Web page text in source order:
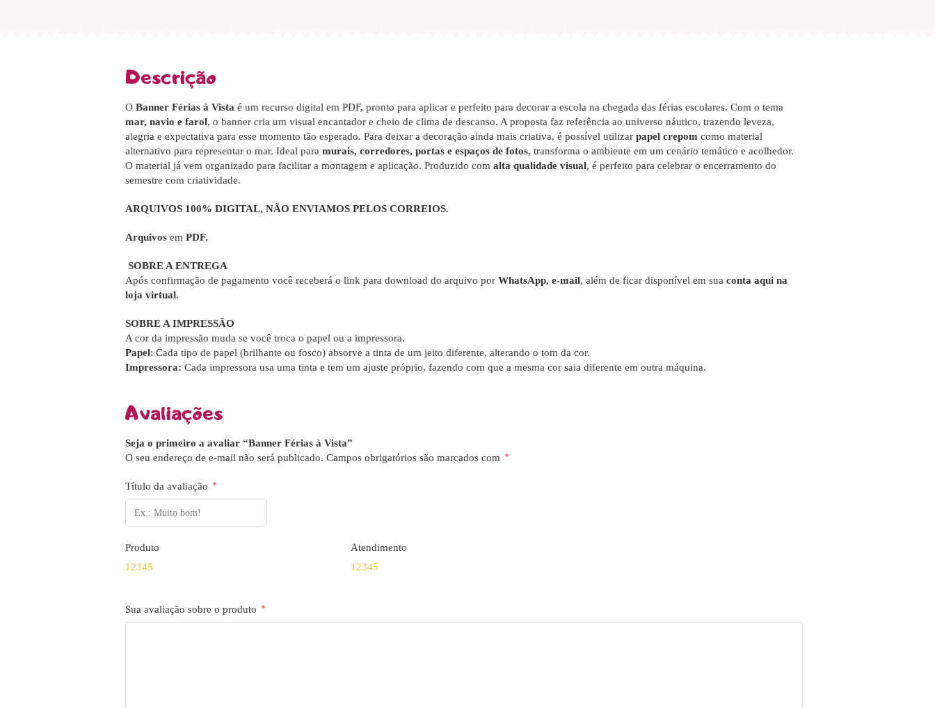
Descrição
O Banner Férias à Vista é um recurso digital em PDF, pronto para aplicar e perfeito para decorar a escola na chegada das férias escolares. Com o tema
mar, navio e farol, o banner cria um visual encantador e cheio de clima de descanso. A proposta faz referência ao universo náutico, trazendo leveza,
alegria e expectativa para esse momento tão esperado. Para deixar a decoração ainda mais criativa, é possível utilizar papel crepom como material
alternativo para representar o mar. Ideal para murais, corredores, portas e espaços de fotos, transforma o ambiente em um cenário temático e acolhedor.
O material já vem organizado para facilitar a montagem e aplicação. Produzido com alta qualidade visual, é perfeito para celebrar o encerramento do
semestre com criatividade.
ARQUIVOS 100% DIGITAL, NÃO ENVIAMOS PELOS CORREIOS.
Arquivos em PDF.
SOBRE A ENTREGA
Após confirmação de pagamento você receberá o link para download do arquivo por WhatsApp, e-mail, além de ficar disponível em sua conta aqui na
loja virtual.
SOBRE A IMPRESSÃO
A cor da impressão muda se você troca o papel ou a impressora.
Papel: Cada tipo de papel (brilhante ou fosco) absorve a tinta de um jeito diferente, alterando o tom da cor.
Impressora: Cada impressora usa uma tinta e tem um ajuste próprio, fazendo com que a mesma cor saia diferente em outra máquina.
Avaliações
Seja o primeiro a avaliar “Banner Férias à Vista”
O seu endereço de e-mail não será publicado. Campos obrigatórios são marcados com *
Título da avaliação *
Produto
1 2345
Atendimento
1 2345
Sua avaliação sobre o produto *